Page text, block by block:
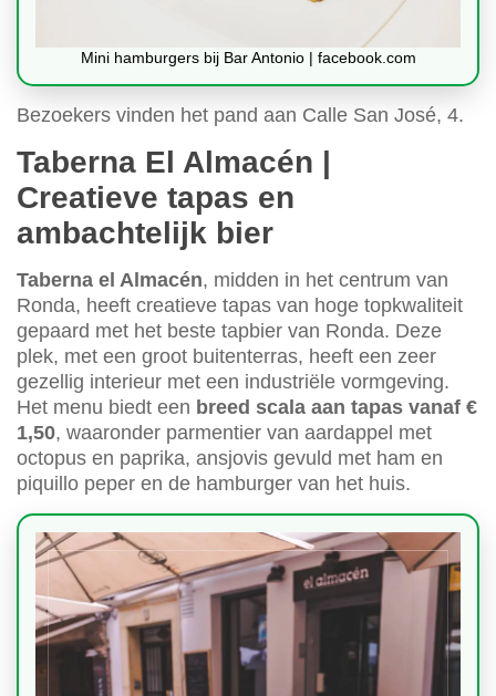
Mini hamburgers bij Bar Antonio | facebook.com
Bezoekers vinden het pand aan Calle San José, 4.
Taberna El Almacén |
Creatieve tapas en
ambachtelijk bier
Taberna el Almacén, midden in het centrum van
Ronda, heeft creatieve tapas van hoge topkwaliteit
gepaard met het beste tapbier van Ronda. Deze
plek, met een groot buitenterras, heeft een zeer
gezellig interieur met een industriële vormgeving.
Het menu biedt een breed scala aan tapas vanaf €
1,50, waaronder parmentier van aardappel met
octopus en paprika, ansjovis gevuld met ham en
piquillo peper en de hamburger van het huis.